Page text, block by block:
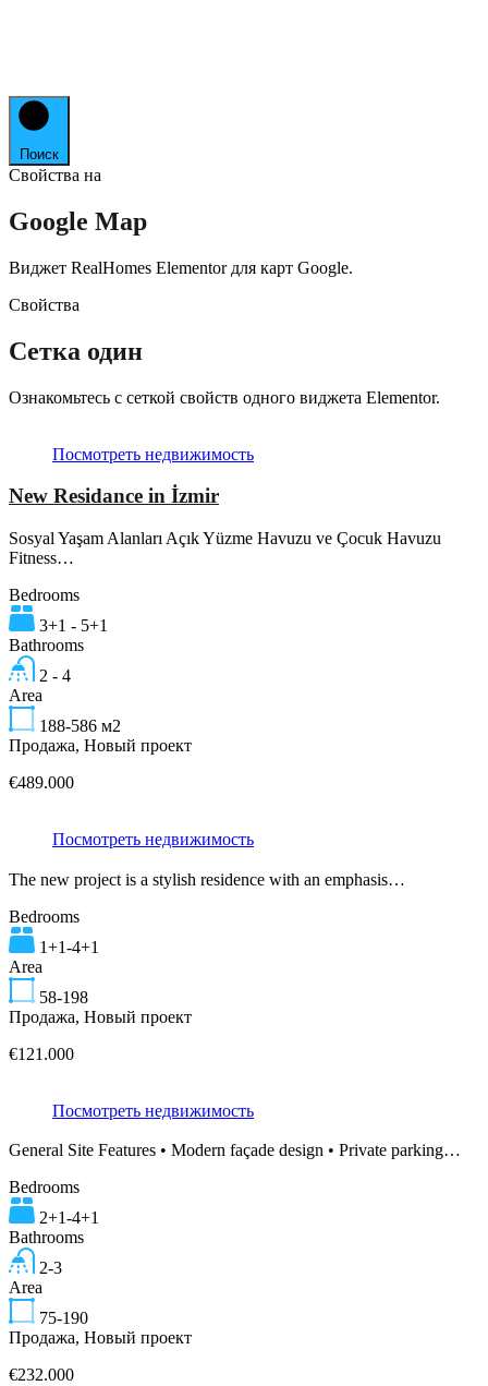
Поиск
Свойства на
Google Map
Виджет RealHomes Elementor для карт Google.
Свойства
Сетка один
Ознакомьтесь с сеткой свойств одного виджета Elementor.
Посмотреть недвижимость
New Residance in İzmir
Sosyal Yaşam Alanları Açık Yüzme Havuzu ve Çocuk Havuzu
Fitness…
Bedrooms
3+1 - 5+1
Bathrooms
2 - 4
Area
188-586 м2
Продажа, Новый проект
€489.000
Посмотреть недвижимость
The new project is a stylish residence with an emphasis…
Bedrooms
1+1-4+1
Area
58-198
Продажа, Новый проект
€121.000
Посмотреть недвижимость
General Site Features • Modern façade design • Private parking…
Bedrooms
2+1-4+1
Bathrooms
2-3
Area
75-190
Продажа, Новый проект
€232.000